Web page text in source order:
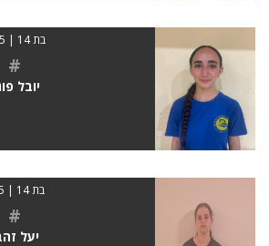
בת 14 | 1.55
#
יובל
בת 14 | 165
#
יעל